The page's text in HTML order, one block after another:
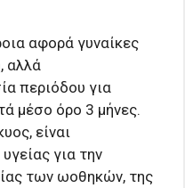
αφορά γυναίκες
αλλά
περιόδου για
μέσο όρο 3 μήνες.
είναι
για την
των ωοθηκών, της